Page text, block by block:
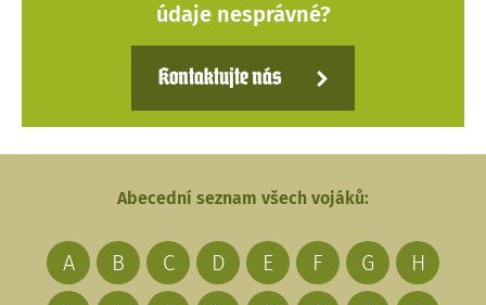
údaje nesprávné?
Kontaktujte nás
Abecední seznam všech vojáků:
A B C D E F G
H